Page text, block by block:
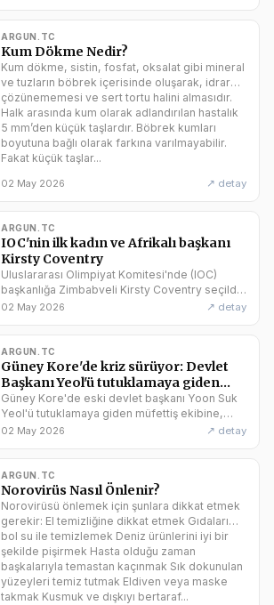
ARGUN.TC
Kum Dökme Nedir?
Kum dökme, sistin, fosfat, oksalat gibi mineral
ve tuzların böbrek içerisinde oluşarak, idrarda
çözünememesi ve sert tortu halini almasıdır.
Halk arasında kum olarak adlandırılan hastalık
5 mm’den küçük taşlardır. Böbrek kumları
boyutuna bağlı olarak farkına varılmayabilir.
Fakat küçük taşlar...
02 May 2026 ↗ detay
ARGUN.TC
IOC'nin ilk kadın ve Afrikalı başkanı
Kirsty Coventry
Uluslararası Olimpiyat Komitesi'nde (IOC)
başkanlığa Zimbabveli Kirsty Coventry seçildi.
Kirsty Coventry, Uluslararası Olimpiyat
Yunanistan'da düzenlenen 144. IOC
toplantısında 7 adayın yarıştığı başkanlık...
02 May 2026 ↗ detay
ARGUN.TC
Güney Kore'de kriz sürüyor: Devlet
Başkanı Yeol'ü tutuklamaya giden
ekibe müdahele
Güney Kore'de eski devlet başkanı Yoon Suk
Yeol'ü tutuklamaya giden müfettiş ekibine,
konutu koruyan güvenlik güçleri izin vermiyor.
veren grup da sloganlar atarak tutuklama
kararını protesto ediyor. Güney Kore'de...
02 May 2026 ↗ detay
ARGUN.TC
Norovirüs Nasıl Önlenir?
Norovirüsü önlemek için şunlara dikkat etmek
gerekir: El temizliğine dikkat etmek Gıdaları
bol su ile temizlemek Deniz ürünlerini iyi bir
şekilde pişirmek Hasta olduğu zaman
başkalarıyla temastan kaçınmak Sık dokunulan
yüzeyleri temiz tutmak Eldiven veya maske
takmak Kusmuk ve dışkıyı bertaraf...